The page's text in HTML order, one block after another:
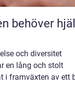
och diversitet
en lång och stolt
i framväxten av ett